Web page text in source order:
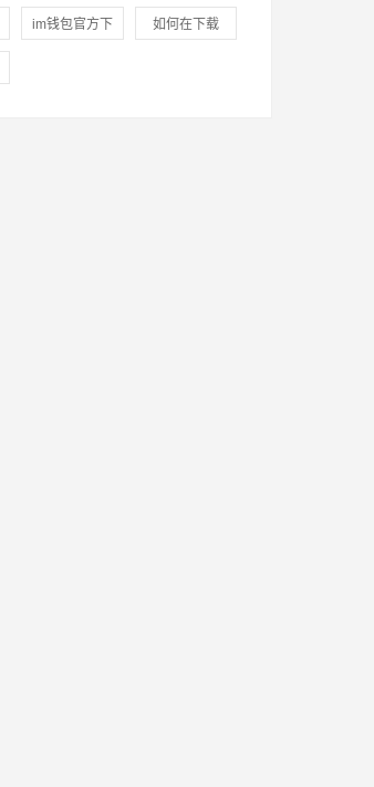
投资学习？(3) (3)
imToken钱包 imToken钱包
im钱包官方下 如何在下载